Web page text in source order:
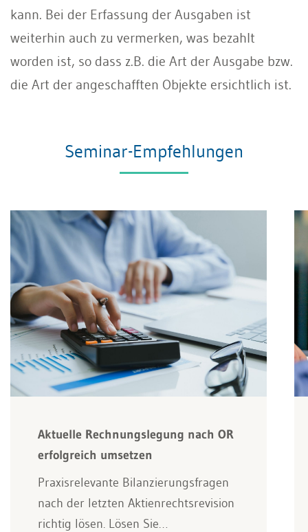
kann. Bei der Erfassung der Ausgaben ist
weiterhin auch zu vermerken, was bezahlt
worden ist, so dass z.B. die Art der Ausgabe bzw.
die Art der angeschafften Objekte ersichtlich ist.
Seminar-Empfehlungen
Aktuelle Rechnungslegung nach OR
erfolgreich umsetzen
Praxisrelevante Bilanzierungsfragen
nach der letzten Aktienrechtsrevision
richtig lösen. Lösen Sie…